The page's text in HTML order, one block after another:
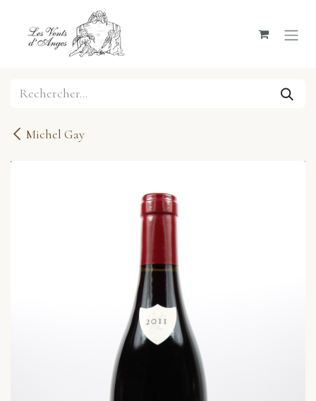
Se rendre au contenu
Michel Gay